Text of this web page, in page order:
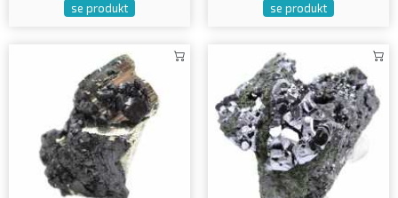
se produkt se produkt